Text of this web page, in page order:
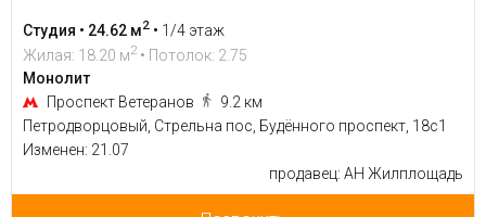
Студия • 24.62 м2 • 1/4 этаж
Жилая: 18.20 м2 • Потолок: 2.75
Монолит
Проспект Ветеранов
9.2 км
Петродворцовый, Стрельна пос, Будённого проспект, 18с1
Изменен: 21.07
продавец: АН Жилплощадь